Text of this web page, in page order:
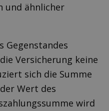
und ähnlicher
Gegenstandes
Versicherung keine
sich die Summe
Wert des
wird